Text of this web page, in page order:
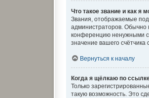
Что такое звание и как я
Звания, отображаемые
администраторов. Обычно
конференцию ненужными
значение вашего счётчика
Вернуться к началу
Когда я щёлкаю по
Только
такую возможность. Это